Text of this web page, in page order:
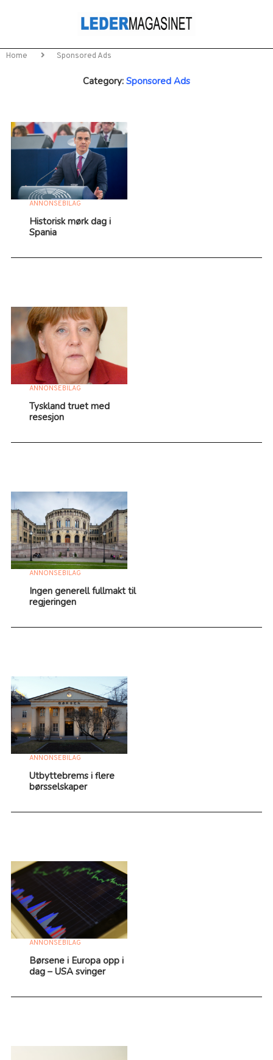
Home Sponsored Ads
Category: Sponsored Ads
ANNONSEBILAG
Historisk mørk dag i
Spania
ANNONSEBILAG
Tyskland truet med
resesjon
ANNONSEBILAG
Ingen generell fullmakt til
regjeringen
ANNONSEBILAG
Utbyttebrems i flere
børsselskaper
ANNONSEBILAG
Børsene i Europa opp i
dag – USA svinger